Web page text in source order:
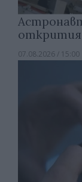
открития
07.08.2026 / 15:00